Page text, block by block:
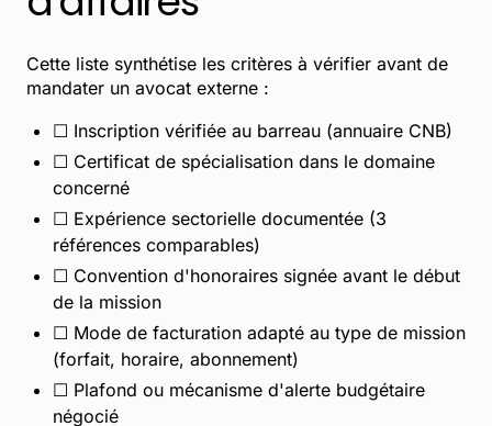
Cette liste synthétise les critères à vérifier avant de
mandater un avocat externe :
☐ Inscription vérifiée au barreau (annuaire CNB)
☐ Certificat de spécialisation dans le domaine
concerné
☐ Expérience sectorielle documentée (3
références comparables)
☐ Convention d'honoraires signée avant le début
de la mission
☐ Mode de facturation adapté au type de mission
(forfait, horaire, abonnement)
☐ Plafond ou mécanisme d'alerte budgétaire
négocié